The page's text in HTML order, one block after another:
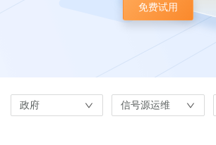
免费试用
政府 信号源运维